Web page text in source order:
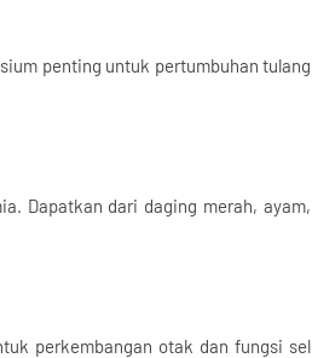
penting untuk pertumbuhan tulang
Dapatkan dari daging merah, ayam,
perkembangan otak dan fungsi sel